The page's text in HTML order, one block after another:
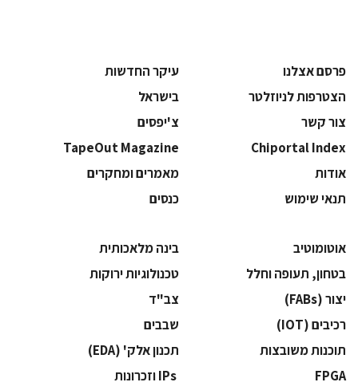
פרסם אצלנו
עיקר החדשות
הצטרפות לניוזלטר
בישראל
צור קשר
צ'יפסים
Chiportal Index
TapeOut Magazine
אודות
מאמרים ומחקרים
תנאי שימוש
כנסים
אוטומוטיב
בינה מלאכותית
בטחון, תעופה וחלל
‫טכנולוגיות ירוקות‬
‫יצור (‪(FABs‬‬
‫צב"ד‬
‫רכיבים‬ (IOT)
‫שבבים‬
‫תוכנות משובצות‬
‫תכנון אלק' (‪(EDA‬‬
‫‪FPGA‬‬